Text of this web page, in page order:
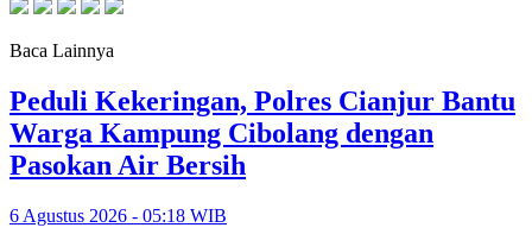
Baca Lainnya
Peduli Kekeringan, Polres Cianjur Bantu
Warga Kampung Cibolang dengan
Pasokan Air Bersih
6 Agustus 2026 - 05:18 WIB